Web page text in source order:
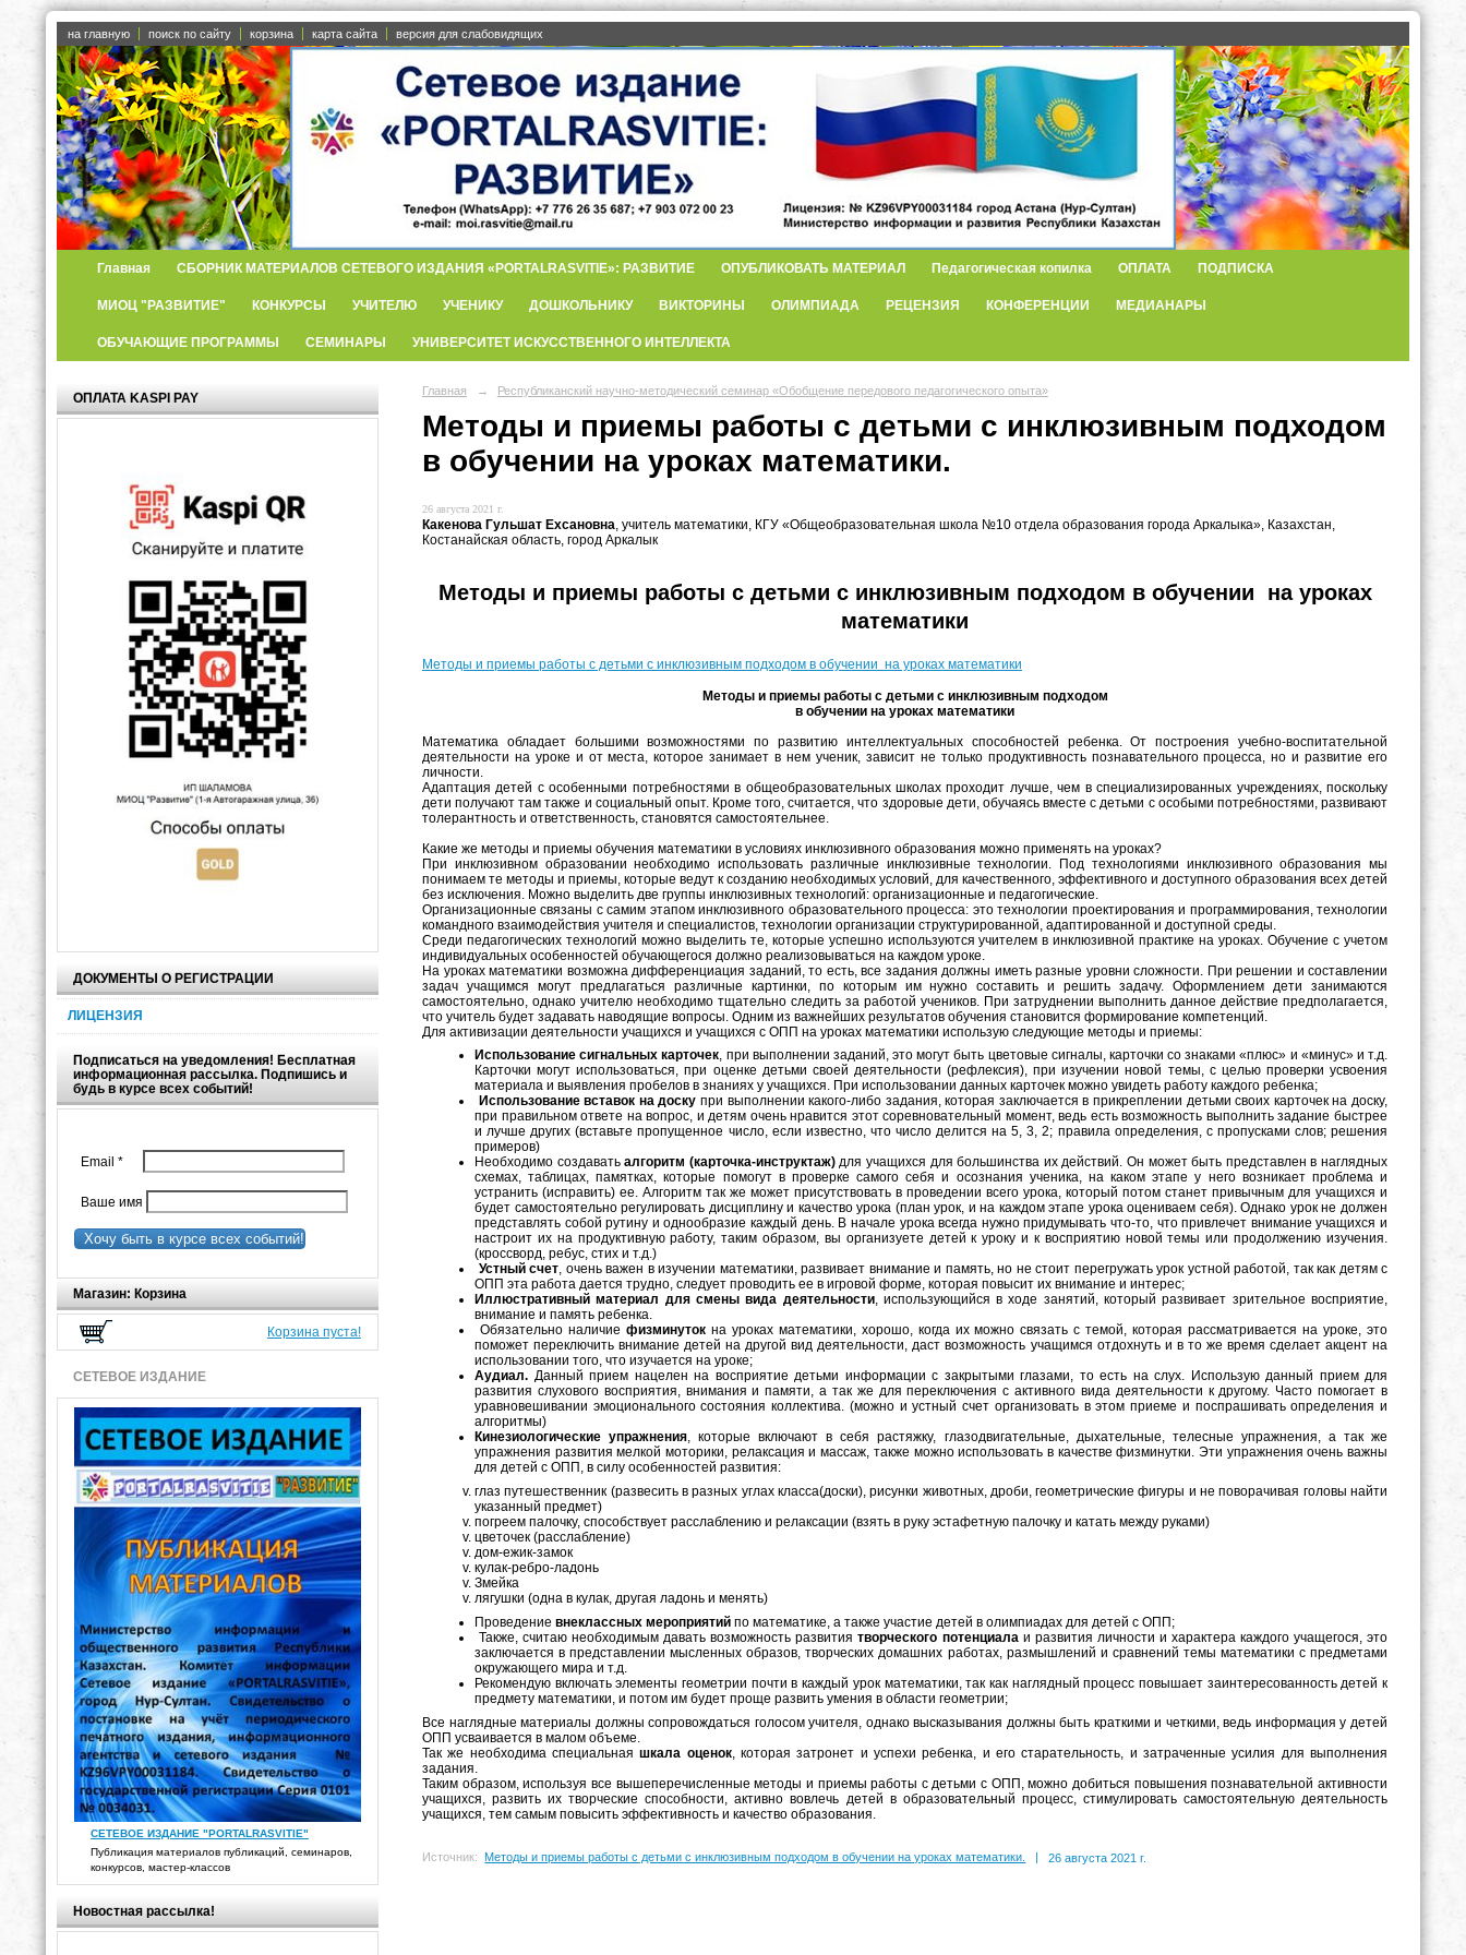
на главную поиск по сайту корзина карта сайта версия для слабовидящих
Главная СБОРНИК МАТЕРИАЛОВ СЕТЕВОГО ИЗДАНИЯ «PORTALRASVITIE»: РАЗВИТИЕ ОПУБЛИКОВАТЬ МАТЕРИАЛ Педагогическая копилка ОПЛАТА ПОДПИСКА
МИОЦ "РАЗВИТИЕ" КОНКУРСЫ УЧИТЕЛЮ УЧЕНИКУ ДОШКОЛЬНИКУ ВИКТОРИНЫ ОЛИМПИАДА РЕЦЕНЗИЯ КОНФЕРЕНЦИИ МЕДИАНАРЫ
ОБУЧАЮЩИЕ ПРОГРАММЫ СЕМИНАРЫ УНИВЕРСИТЕТ ИСКУССТВЕННОГО ИНТЕЛЛЕКТА
ОПЛАТА KASPI PAY
ДОКУМЕНТЫ О РЕГИСТРАЦИИ
ЛИЦЕНЗИЯ
Подписаться на уведомления! Бесплатная
информационная рассылка. Подпишись и
будь в курсе всех событий!
Email *
Ваше имя
Хочу быть в курсе всех событий!
Магазин: Корзина
Корзина пуста!
СЕТЕВОЕ ИЗДАНИЕ
СЕТЕВОЕ ИЗДАНИЕ "PORTALRASVITIE"
Публикация материалов публикаций, семинаров,
конкурсов, мастер-классов
Новостная рассылка!
Главная → Республиканский научно-методический семинар «Обобщение передового педагогического опыта»
Методы и приемы работы с детьми с инклюзивным подходом
в обучении на уроках математики.
26 августа 2021 г.
Какенова Гульшат Ехсановна , учитель математики, КГУ «Общеобразовательная школа №10 отдела образования города Аркалыка», Казахстан,
Костанайская область, город Аркалык
Методы и приемы работы с детьми с инклюзивным подходом в обучении на уроках
математики
Методы и приемы работы с детьми с инклюзивным подходом в обучении на уроках математики
Методы и приемы работы с детьми с инклюзивным подходом
в обучении на уроках математики
Математика обладает большими возможностями по развитию интеллектуальных способностей ребенка. От построения учебно-воспитательной
деятельности на уроке и от места, которое занимает в нем ученик, зависит не только продуктивность познавательного процесса, но и развитие его
личности.
Адаптация детей с особенными потребностями в общеобразовательных школах проходит лучше, чем в специализированных учреждениях, поскольку
дети получают там также и социальный опыт. Кроме того, считается, что здоровые дети, обучаясь вместе с детьми с особыми потребностями, развивают
толерантность и ответственность, становятся самостоятельнее.
Какие же методы и приемы обучения математики в условиях инклюзивного образования можно применять на уроках?
При инклюзивном образовании необходимо использовать различные инклюзивные технологии. Под технологиями инклюзивного образования мы
понимаем те методы и приемы, которые ведут к созданию необходимых условий, для качественного, эффективного и доступного образования всех детей
без исключения. Можно выделить две группы инклюзивных технологий: организационные и педагогические.
Организационные связаны с самим этапом инклюзивного образовательного процесса: это технологии проектирования и программирования, технологии
командного взаимодействия учителя и специалистов, технологии организации структурированной, адаптированной и доступной среды.
Среди педагогических технологий можно выделить те, которые успешно используются учителем в инклюзивной практике на уроках. Обучение с учетом
индивидуальных особенностей обучающегося должно реализовываться на каждом уроке.
На уроках математики возможна дифференциация заданий, то есть, все задания должны иметь разные уровни сложности. При решении и составлении
задач учащимся могут предлагаться различные картинки, по которым им нужно составить и решить задачу. Оформлением дети занимаются
самостоятельно, однако учителю необходимо тщательно следить за работой учеников. При затруднении выполнить данное действие предполагается,
что учитель будет задавать наводящие вопросы. Одним из важнейших результатов обучения становится формирование компетенций.
Для активизации деятельности учащихся и учащихся с ОПП на уроках математики использую следующие методы и приемы:
Использование сигнальных карточек , при выполнении заданий, это могут быть цветовые сигналы, карточки со знаками «плюс» и «минус» и т.д.
Карточки могут использоваться, при оценке детьми своей деятельности (рефлексия), при изучении новой темы, с целью проверки усвоения
материала и выявления пробелов в знаниях у учащихся. При использовании данных карточек можно увидеть работу каждого ребенка;
Использование вставок на доску при выполнении какого-либо задания, которая заключается в прикреплении детьми своих карточек на доску,
при правильном ответе на вопрос, и детям очень нравится этот соревновательный момент, ведь есть возможность выполнить задание быстрее
и лучше других (вставьте пропущенное число, если известно, что число делится на 5, 3, 2; правила определения, с пропусками слов; решения
примеров)
Необходимо создаватьалгоритм (карточка-инструктаж)для учащихся для большинства их действий. Он может быть представлен в наглядных
схемах, таблицах, памятках, которые помогут в проверке самого себя и осознания ученика, на каком этапе у него возникает проблема и
устранить (исправить) ее. Алгоритм так же может присутствовать в проведении всего урока, который потом станет привычным для учащихся и
будет самостоятельно регулировать дисциплину и качество урока (план урок, и на каждом этапе урока оцениваем себя). Однако урок не должен
представлять собой рутину и однообразие каждый день. В начале урока всегда нужно придумывать что-то, что привлечет внимание учащихся и
настроит их на продуктивную работу, таким образом, вы организуете детей к уроку и к восприятию новой темы или продолжению изучения.
(кроссворд, ребус, стих и т.д.)
Устный счет , очень важен в изучении математики, развивает внимание и память, но не стоит перегружать урок устной работой, так как детям с
ОПП эта работа дается трудно, следует проводить ее в игровой форме, которая повысит их внимание и интерес;
Иллюстративный материал для смены вида деятельности, использующийся в ходе занятий, который развивает зрительное восприятие,
внимание и память ребенка.
Обязательно наличие физминутокна уроках математики, хорошо, когда их можно связать с темой, которая рассматривается на уроке, это
поможет переключить внимание детей на другой вид деятельности, даст возможность учащимся отдохнуть и в то же время сделает акцент на
использовании того, что изучается на уроке;
Аудиал. Данный прием нацелен на восприятие детьми информации с закрытыми глазами, то есть на слух. Использую данный прием для
развития слухового восприятия, внимания и памяти, а так же для переключения с активного вида деятельности к другому. Часто помогает в
уравновешивании эмоционального состояния коллектива. (можно и устный счет организовать в этом приеме и поспрашивать определения и
алгоритмы)
Кинезиологические упражнения , которые включают в себя растяжку, глазодвигательные, дыхательные, телесные упражнения, а так же
упражнения развития мелкой моторики, релаксация и массаж, также можно использовать в качестве физминутки. Эти упражнения очень важны
для детей с ОПП, в силу особенностей развития:
глаз путешественник (развесить в разных углах класса(доски), рисунки животных, дроби, геометрические фигуры и не поворачивая головы найти
указанный предмет)
погреем палочку, способствует расслаблению и релаксации (взять в руку эстафетную палочку и катать между руками)
цветочек (расслабление)
дом-ежик-замок
кулак-ребро-ладонь
Змейка
лягушки (одна в кулак, другая ладонь и менять)
Проведение внеклассных мероприятий по математике, а также участие детей в олимпиадах для детей с ОПП;
Также, считаю необходимым давать возможность развитиятворческого потенциала и развития личности и характера каждого учащегося, это
заключается в представлении мысленных образов, творческих домашних работах, размышлений и сравнений темы математики с предметами
окружающего мира и т.д.
Рекомендую включать элементы геометрии почти в каждый урок математики, так как наглядный процесс повышает заинтересованность детей к
предмету математики, и потом им будет проще развить умения в области геометрии;
Все наглядные материалы должны сопровождаться голосом учителя, однако высказывания должны быть краткими и четкими, ведь информация у детей
ОПП усваивается в малом объеме.
Так же необходима специальнаяшкала оценок, которая затронет и успехи ребенка, и его старательность, и затраченные усилия для выполнения
задания.
Таким образом, используя все вышеперечисленные методы и приемы работы с детьми с ОПП, можно добиться повышения познавательной активности
учащихся, развить их творческие способности, активно вовлечь детей в образовательный процесс, стимулировать самостоятельную деятельность
учащихся, тем самым повысить эффективность и качество образования.
Источник: Методы и приемы работы с детьми с инклюзивным подходом в обучении на уроках математики. | 26 августа 2021 г.